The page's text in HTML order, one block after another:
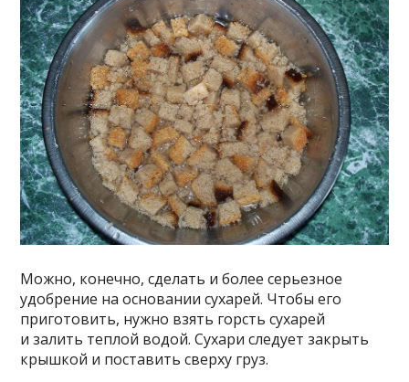
Можно, конечно, сделать и более серьезное
удобрение на основании сухарей. Чтобы его
приготовить, нужно взять горсть сухарей
и залить теплой водой. Сухари следует закрыть
крышкой и поставить сверху груз.